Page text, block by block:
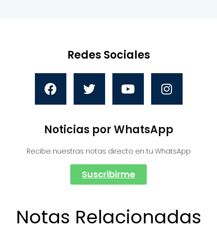
Redes Sociales
Noticias por WhatsApp
Recibe nuestras notas directo en tu WhatsApp
Suscribirme
Notas Relacionadas